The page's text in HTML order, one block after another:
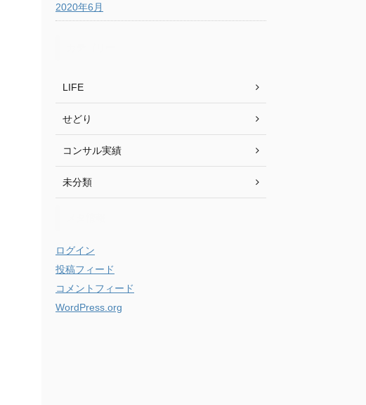
2020年6月
LIFE
せどり
コンサル実績
未分類
ログイン
投稿フィード
コメントフィード
WordPress.org